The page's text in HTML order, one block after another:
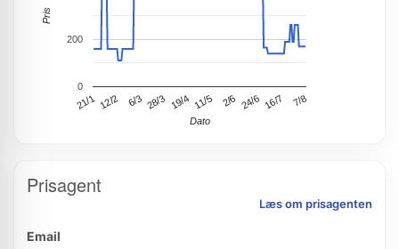
21/1 12/2 6/3 28/3 19/4 11/5 2/6 24/6 16/7 7/8
0
200
Dato
Pris
Prisagent
Læs om prisagenten
Email